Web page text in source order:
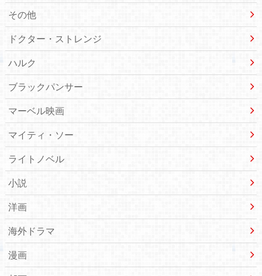
その他
ドクター・ストレンジ
ハルク
ブラックパンサー
マーベル映画
マイティ・ソー
ライトノベル
小説
洋画
海外ドラマ
漫画